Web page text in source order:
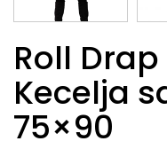
Roll
Kecelja
75×90